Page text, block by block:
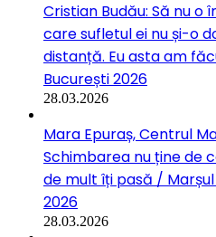
Cristian Budău: Să nu o
care sufletul ei nu și-o
distanță. Eu asta am
București 2026
28.03.2026
Mara Epuraș, Centrul
Schimbarea nu ține de
de mult îți pasă /
2026
28.03.2026